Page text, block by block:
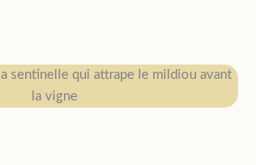
sentinelle qui attrape le mildiou avant
la vigne